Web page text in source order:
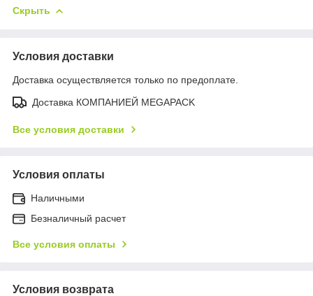
Скрыть
Условия доставки
Доставка осуществляется только по предоплате.
Доставка КОМПАНИЕЙ MEGAPACK
Все условия доставки
Условия оплаты
Наличными
Безналичный расчет
Все условия оплаты
Условия возврата